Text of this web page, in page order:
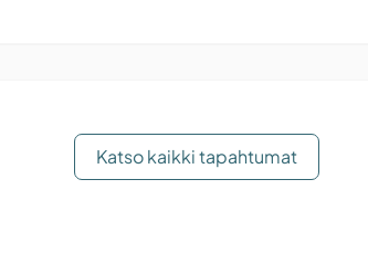
Katso kaikki tapahtumat